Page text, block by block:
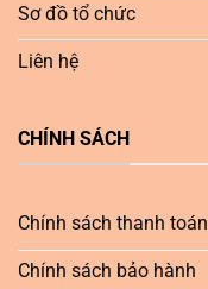
Sơ đồ tổ chức
Liên hệ
CHÍNH SÁCH
Chính sách thanh toán
Chính sách bảo hành